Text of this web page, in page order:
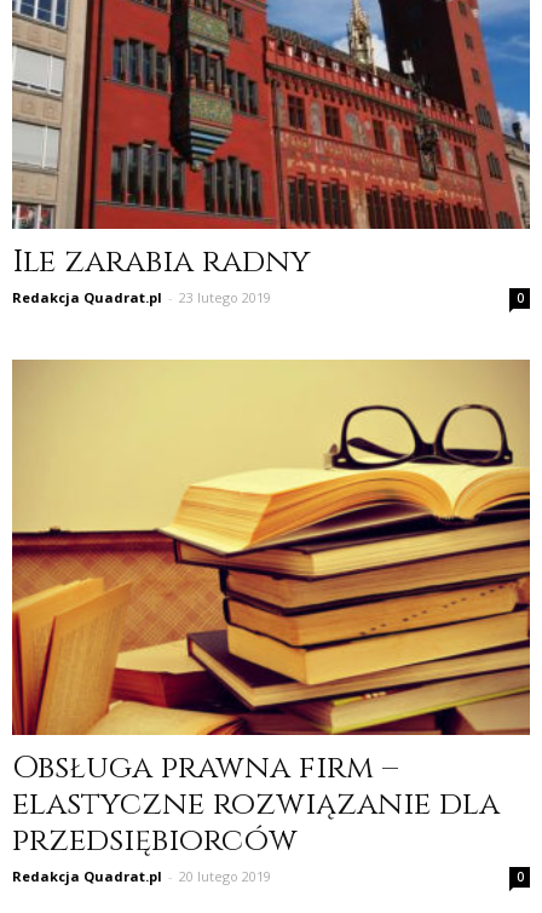
Ile zarabia radny
Redakcja Quadrat.pl - 23 lutego 2019 0
Obsługa prawna firm –
elastyczne rozwiązanie dla
przedsiębiorców
Redakcja Quadrat.pl - 20 lutego 2019 0